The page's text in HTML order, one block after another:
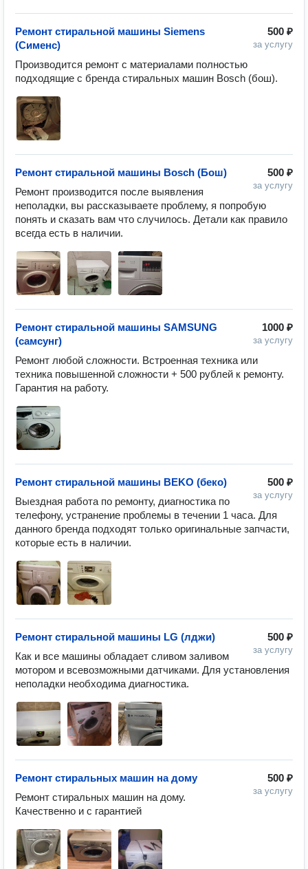
500 ₽
за услугу
Ремонт стиральной машины Siemens
(Сименс)
Производится ремонт с материалами полностью
подходящие с бренда стиральных машин Bosch (бош).
500 ₽
за услугу
Ремонт стиральной машины Bosch (Бош)
Ремонт производится после выявления
неполадки, вы рассказываете проблему, я попробую
понять и сказать вам что случилось. Детали как правило
всегда есть в наличии.
1000 ₽
за услугу
Ремонт стиральной машины SAMSUNG
(самсунг)
Ремонт любой сложности. Встроенная техника или
техника повышенной сложности + 500 рублей к ремонту.
Гарантия на работу.
500 ₽
за услугу
Ремонт стиральной машины BEKO (беко)
Выездная работа по ремонту, диагностика по
телефону, устранение проблемы в течении 1 часа. Для
данного бренда подходят только оригинальные запчасти,
которые есть в наличии.
500 ₽
за услугу
Ремонт стиральной машины LG (лджи)
Как и все машины обладает сливом заливом
мотором и всевозможными датчиками. Для установления
неполадки необходима диагностика.
500 ₽
за услугу
Ремонт стиральных машин на дому
Ремонт стиральных машин на дому.
Качественно и с гарантией